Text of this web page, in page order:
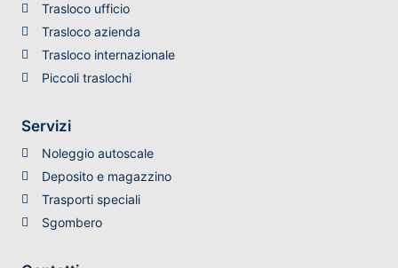
Trasloco ufficio
Trasloco azienda
Trasloco internazionale
Piccoli traslochi
Servizi
Noleggio autoscale
Deposito e magazzino
Trasporti speciali
Sgombero